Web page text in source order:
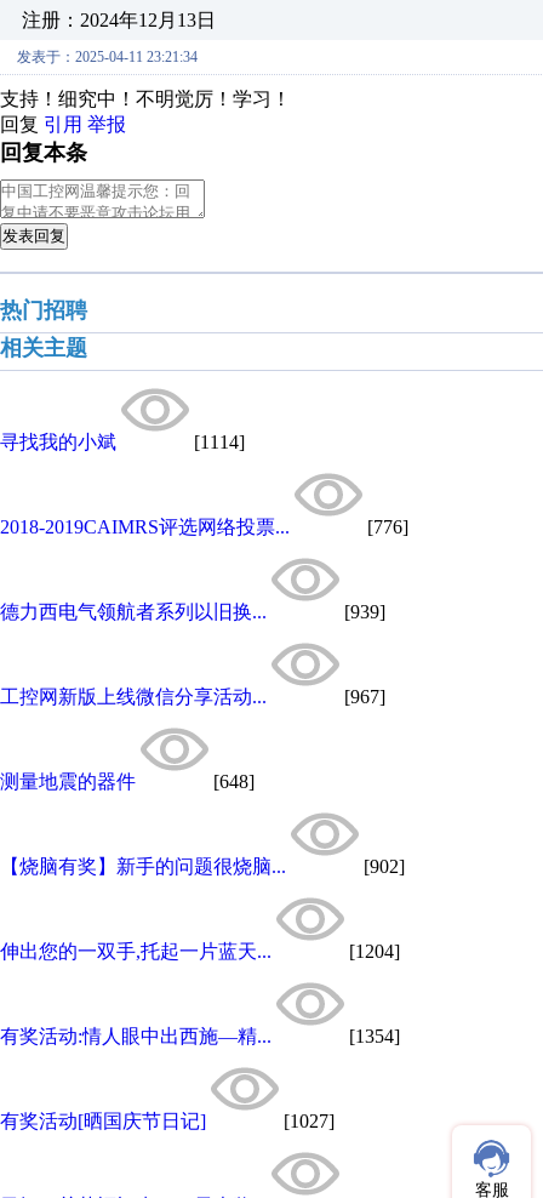
注册：2024年12月13日
发表于：2025-04-11 23:21:34
支持！细究中！不明觉厉！学习！
回复 引用 举报
回复本条
发表回复
热门招聘
相关主题
寻找我的小斌 [1114]
2018-2019CAIMRS评选网络投票... [776]
德力西电气领航者系列以旧换... [939]
工控网新版上线微信分享活动... [967]
测量地震的器件 [648]
【烧脑有奖】新手的问题很烧脑... [902]
伸出您的一双手,托起一片蓝天... [1204]
有奖活动:情人眼中出西施—精... [1354]
有奖活动[晒国庆节日记] [1027]
客服